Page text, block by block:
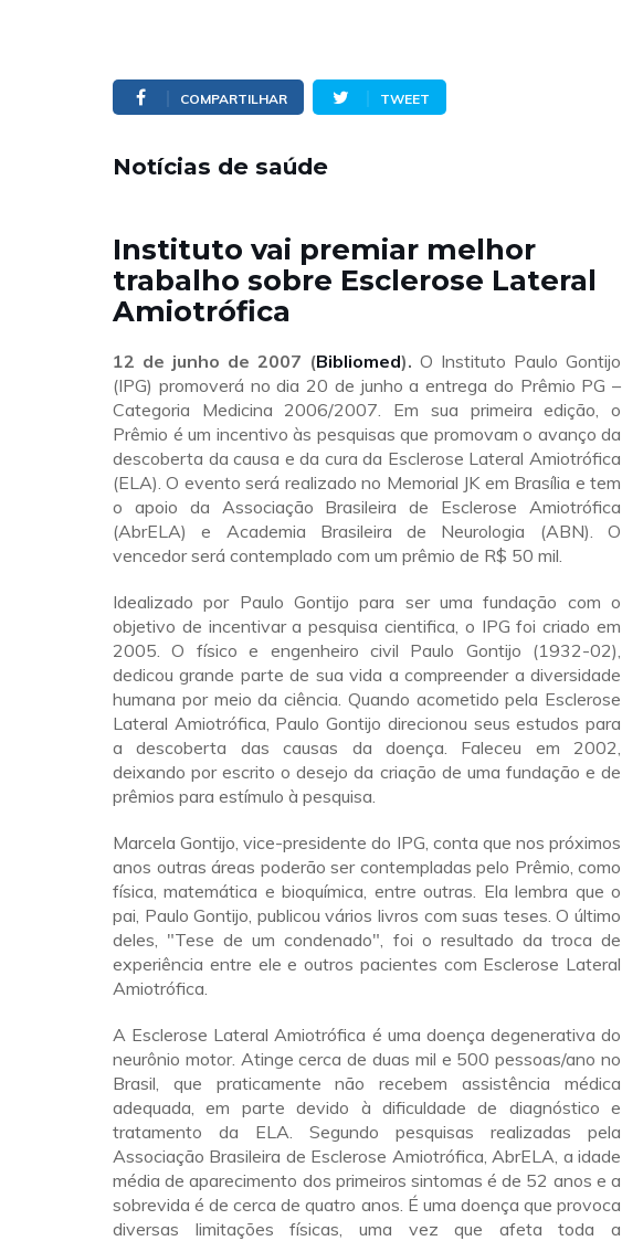
COMPARTILHAR TWEET
Notícias de saúde
Instituto vai premiar melhor
trabalho sobre Esclerose Lateral
Amiotrófica
12 de junho de 2007 (Bibliomed). O Instituto Paulo Gontijo
(IPG) promoverá no dia 20 de junho a entrega do Prêmio PG –
Categoria Medicina 2006/2007. Em sua primeira edição, o
Prêmio é um incentivo às pesquisas que promovam o avanço da
descoberta da causa e da cura da Esclerose Lateral Amiotrófica
(ELA). O evento será realizado no Memorial JK em Brasília e tem
o apoio da Associação Brasileira de Esclerose Amiotrófica
(AbrELA) e Academia Brasileira de Neurologia (ABN). O
vencedor será contemplado com um prêmio de R$ 50 mil.
Idealizado por Paulo Gontijo para ser uma fundação com o
objetivo de incentivar a pesquisa cientifica, o IPG foi criado em
2005. O físico e engenheiro civil Paulo Gontijo (1932-02),
dedicou grande parte de sua vida a compreender a diversidade
humana por meio da ciência. Quando acometido pela Esclerose
Lateral Amiotrófica, Paulo Gontijo direcionou seus estudos para
a descoberta das causas da doença. Faleceu em 2002,
deixando por escrito o desejo da criação de uma fundação e de
prêmios para estímulo à pesquisa.
Marcela Gontijo, vice-presidente do IPG, conta que nos próximos
anos outras áreas poderão ser contempladas pelo Prêmio, como
física, matemática e bioquímica, entre outras. Ela lembra que o
pai, Paulo Gontijo, publicou vários livros com suas teses. O último
deles, "Tese de um condenado", foi o resultado da troca de
experiência entre ele e outros pacientes com Esclerose Lateral
Amiotrófica.
A Esclerose Lateral Amiotrófica é uma doença degenerativa do
neurônio motor. Atinge cerca de duas mil e 500 pessoas/ano no
Brasil, que praticamente não recebem assistência médica
adequada, em parte devido à dificuldade de diagnóstico e
tratamento da ELA. Segundo pesquisas realizadas pela
Associação Brasileira de Esclerose Amiotrófica, AbrELA, a idade
média de aparecimento dos primeiros sintomas é de 52 anos e a
sobrevida é de cerca de quatro anos. É uma doença que provoca
diversas limitações físicas, uma vez que afeta toda a